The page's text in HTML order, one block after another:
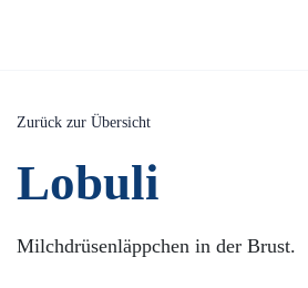
Zurück zur Übersicht
Lobuli
Milchdrüsenläppchen in der Brust.